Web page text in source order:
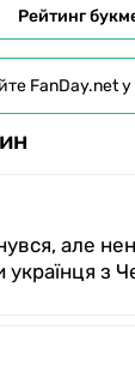
Рейтинг
FanDay.net
але
українця з